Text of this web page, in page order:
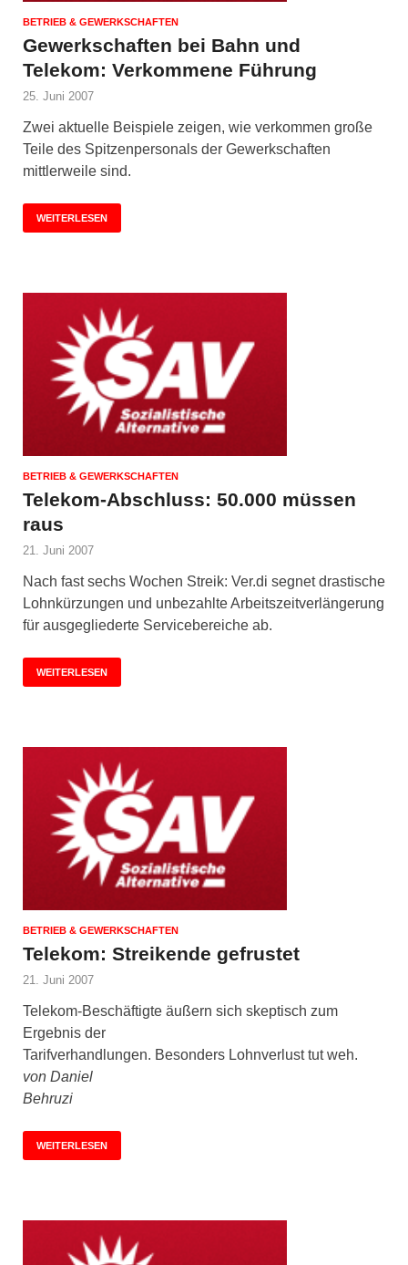
BETRIEB & GEWERKSCHAFTEN
Gewerkschaften bei Bahn und
Telekom: Verkommene Führung
25. Juni 2007
Zwei aktuelle Beispiele zeigen, wie verkommen große
Teile des Spitzenpersonals der Gewerkschaften
mittlerweile sind.
WEITERLESEN
BETRIEB & GEWERKSCHAFTEN
Telekom-Abschluss: 50.000 müssen
raus
21. Juni 2007
Nach fast sechs Wochen Streik: Ver.di segnet drastische
Lohnkürzungen und unbezahlte Arbeitszeitverlängerung
für ausgegliederte Servicebereiche ab.
WEITERLESEN
BETRIEB & GEWERKSCHAFTEN
Telekom: Streikende gefrustet
21. Juni 2007
Telekom-Beschäftigte äußern sich skeptisch zum
Ergebnis der
Tarifverhandlungen. Besonders Lohnverlust tut weh.
von Daniel
Behruzi
WEITERLESEN